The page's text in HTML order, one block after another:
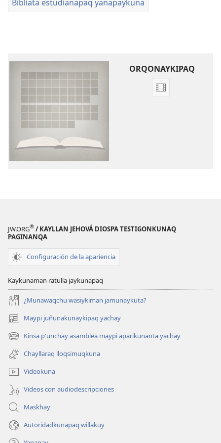
Bibliata estudianapaq yanapaykuna
ORQONAYKIPAQ
Videopi
JW.ORG® / KAYLLAN JEHOVÁ DIOSPA TESTIGONKUNAQ
PAGINANQA
Configuración de la apariencia
Kaykunaman ratulla jaykunapaq
¿Munawaqchu wasiykiman jamunaykuta?
Maypi juñunakunaykipaq yachay
(abre
una
nueva
ventana)
Kinsa p'unchay asamblea maypi aparikunanta yachay
(abre
una
nueva
ventana)
Chayllaraq lloqsimuqkuna
Videokuna
Videos con audiodescripciones
Maskhay
Autoridadkunapaq willakuy